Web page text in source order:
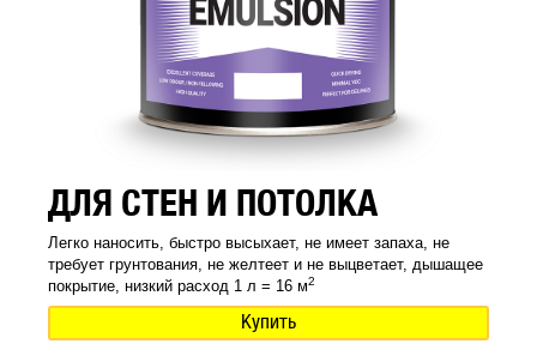
ДЛЯ СТЕН И ПОТОЛКА
Легко наносить, быстро высыхает, не имеет запаха, не
требует грунтования, не желтеет и не выцветает, дышащее
покрытие, низкий расход 1 л = 16 м2
Купить